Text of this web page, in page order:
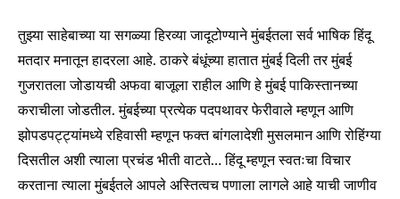
तुझ्या साहेबाच्या या सगळ्या हिरव्या जादूटोण्याने मुंबईतला सर्व भाषिक हिंदू
मतदार मनातून हादरला आहे. ठाकरे बंधूंच्या हातात मुंबई दिली तर मुंबई
गुजरातला जोडायची अफवा बाजूला राहील आणि हे मुंबई पाकिस्तानच्या
कराचीला जोडतील. मुंबईच्या प्रत्येक पदपथावर फेरीवाले म्हणून आणि
झोपडपट्ट्यांमध्ये रहिवासी म्हणून फक्त बांगलादेशी मुसलमान आणि रोहिंग्या
दिसतील अशी त्याला प्रचंड भीती वाटते… हिंदू म्हणून स्वतःचा विचार
करताना त्याला मुंबईतले आपले अस्तित्वच पणाला लागले आहे याची जाणीव